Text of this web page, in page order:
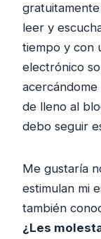
leer y
tiempo y con
electrónico
de lleno al
debo seguir
Me gustaría
estimulan mi
también
¿Les